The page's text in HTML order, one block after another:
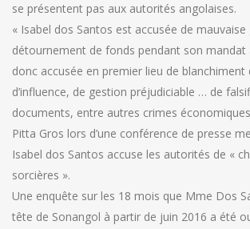
se présentent pas aux autorités angolaises.
« Isabel dos Santos est accusée de
détournement de fonds pendant son mandat
donc accusée en premier lieu de blanchiment
d’influence, de gestion préjudiciable … de
documents, entre autres crimes
Pitta Gros lors d’une conférence de presse
Isabel dos Santos accuse les autorités de «
sorcières ».
Une enquête sur les 18 mois que Mme Dos
tête de Sonangol à partir de juin 2016 a été